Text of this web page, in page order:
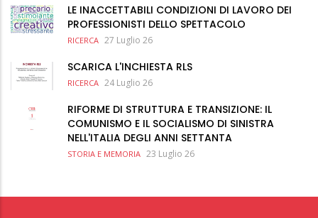
LE INACCETTABILI CONDIZIONI DI LAVORO DEI
PROFESSIONISTI DELLO SPETTACOLO
RICERCA 27 Luglio 26
SCARICA L'INCHIESTA RLS
RICERCA 24 Luglio 26
RIFORME DI STRUTTURA E TRANSIZIONE: IL
COMUNISMO E IL SOCIALISMO DI SINISTRA
NELL'ITALIA DEGLI ANNI SETTANTA
STORIA E MEMORIA 23 Luglio 26